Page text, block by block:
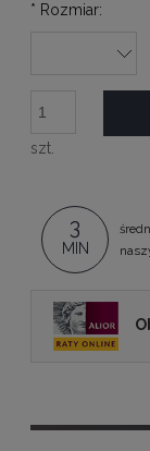
* Rozmiar:
szt.
3
MIN